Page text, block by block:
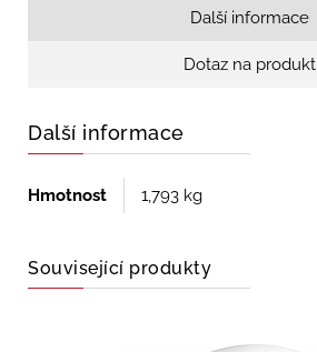
Další informace
Dotaz na produkt
Další informace
Hmotnost 1,793 kg
Související produkty